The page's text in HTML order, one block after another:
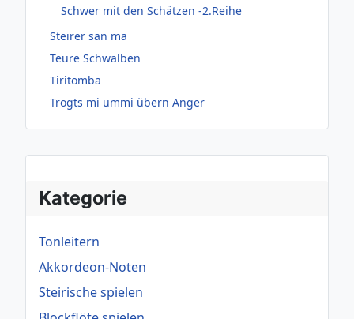
Kategorie
Tonleitern
Akkordeon-Noten
Steirische spielen
Schwer mit den Schätzen -2.Reihe
Steirer san ma
Teure Schwalben
Tiritomba
Trogts mi ummi übern Anger